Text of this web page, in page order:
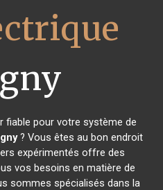
fiable pour votre système de
? Vous êtes au bon endroit
expérimentés offre des
vos besoins en matière de
sommes spécialisés dans la